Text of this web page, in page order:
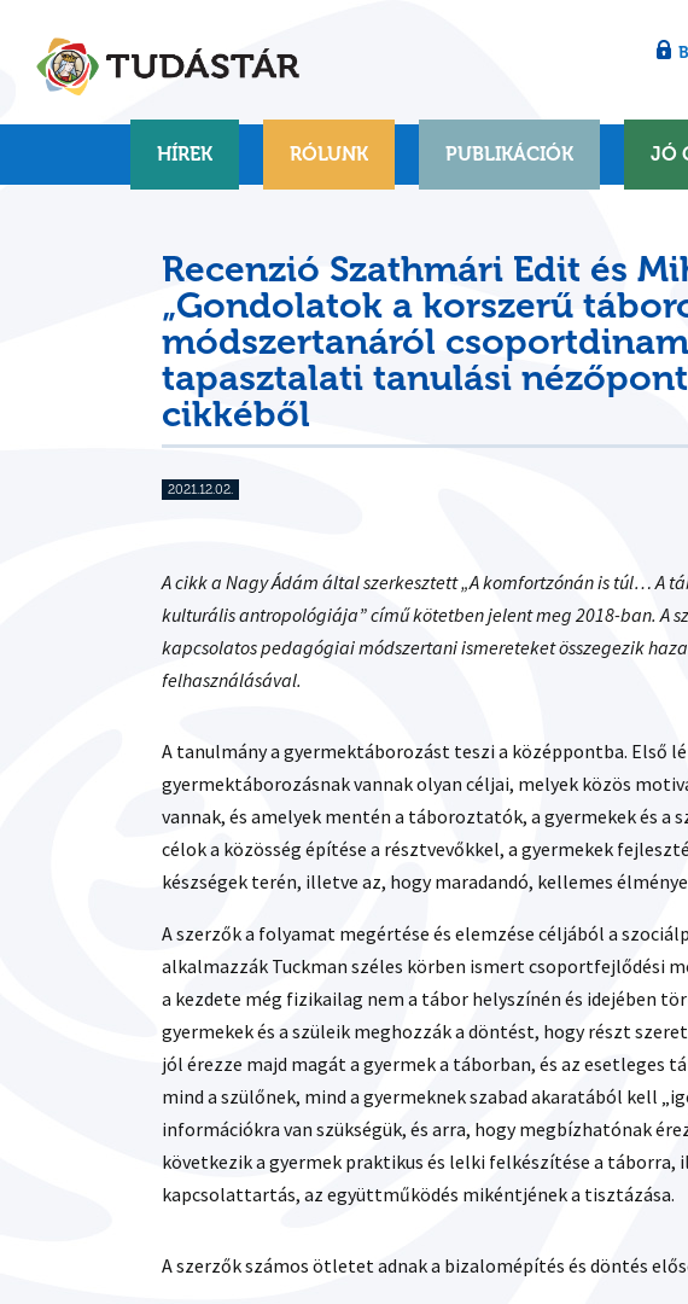
content
HÍREK RÓLUNK PUBLIKÁCIÓK JÓ
Recenzió Szathmári Edit és
„Gondolatok a korszerű
módszertanáról
tapasztalati tanulási
cikkéből
2021.12.02.
A cikk a Nagy Ádám által szerkesztett „A komfortzónán is túl… A
kulturális antropológiája” című kötetben jelent meg 2018-ban. A
kapcsolatos pedagógiai módszertani ismereteket összegezik
felhasználásával.
A tanulmány a gyermektáborozást teszi a középpontba. Első
gyermektáborozásnak vannak olyan céljai, melyek közös
vannak, és amelyek mentén a táboroztatók, a gyermekek és a
célok a közösség építése a résztvevőkkel, a gyermekek
készségek terén, illetve az, hogy maradandó, kellemes
A szerzők a folyamat megértése és elemzése céljából a
alkalmazzák Tuckman széles körben ismert csoportfejlődési
a kezdete még fizikailag nem a tábor helyszínén és idejében
gyermekek és a szüleik meghozzák a döntést, hogy részt
jól érezze majd magát a gyermek a táborban, és az esetleges
mind a szülőnek, mind a gyermeknek szabad akaratából kell
információkra van szükségük, és arra, hogy megbízhatónak
következik a gyermek praktikus és lelki felkészítése a táborra,
kapcsolattartás, az együttműködés mikéntjének a tisztázása.
A szerzők számos ötletet adnak a bizalomépítés és döntés